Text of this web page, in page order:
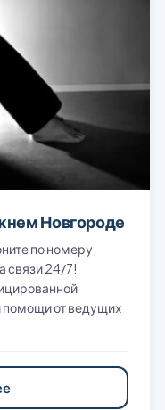
Новгороде
по номеру,
связи 24/7!
помощи от ведущих